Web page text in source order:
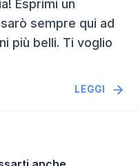
Esprimi un
sempre qui ad
più belli. Ti voglio
LEGGI